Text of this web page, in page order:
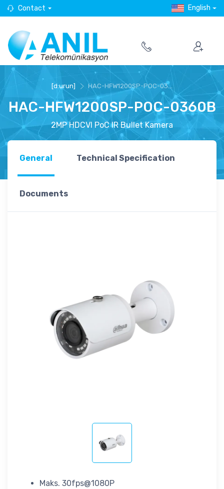
Contact English
[d:urun] HAC-HFW1200SP-POC-03...
HAC-HFW1200SP-POC-0360B
2MP HDCVI PoC IR Bullet Kamera
General Technical Specification
Documents
Maks. 30fps@1080P